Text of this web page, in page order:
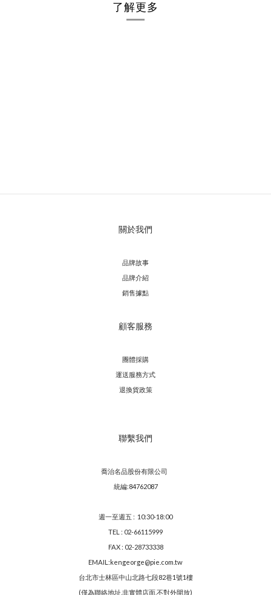
了解更多
關於我們
品牌故事
品牌介紹
銷售據點
顧客服務
團體採購
運送服務方式
退換貨政策
聯繫我們
喬治名品股份有限公司
統編:84762087
週一至週五 : 10:30-18:00
TEL : 02-66115999
FAX : 02-28733338
EMAIL:kengeorge@pie.com.tw
台北市士林區中山北路七段82巷1號1樓
(僅為聯絡地址,非實體店面,不對外開放)